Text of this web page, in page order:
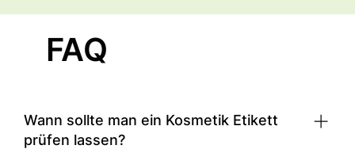
FAQ
Wann sollte man ein Kosmetik Etikett
prüfen lassen?